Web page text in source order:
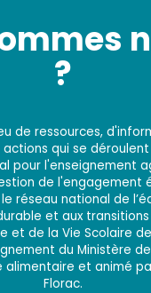
?
de ressources,
qui se
pour l'enseignement
de l'engagement
réseau national de
et aux transitions
et de la Vie Scolaire
du Ministère
alimentaire et animé
Florac.